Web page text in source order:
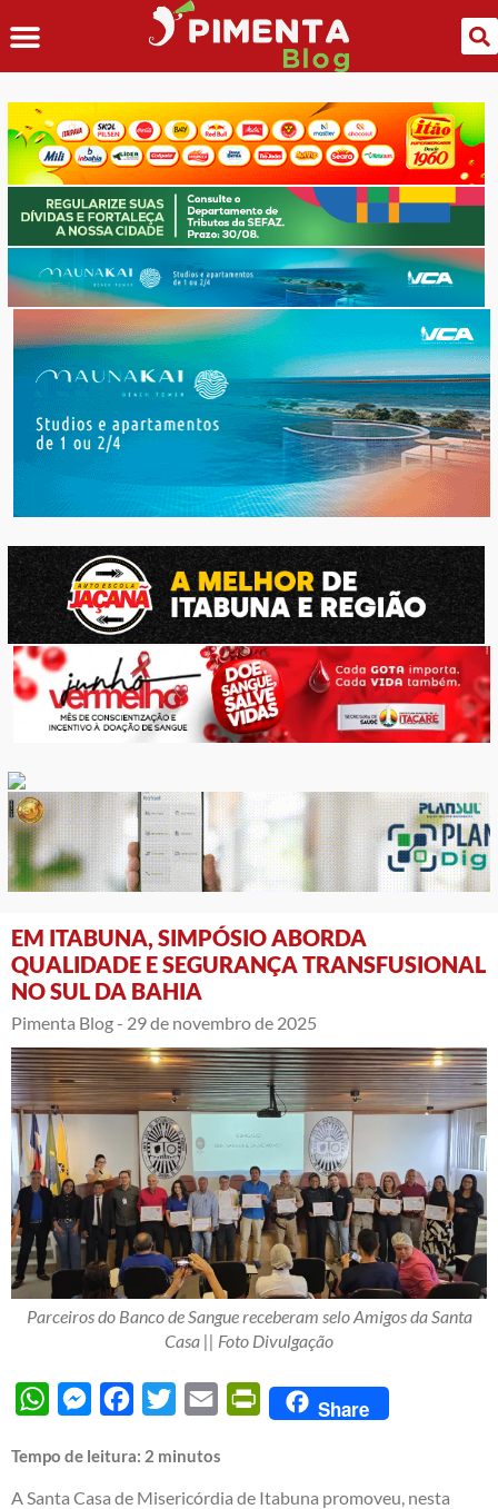
EM ITABUNA, SIMPÓSIO ABORDA
QUALIDADE E SEGURANÇA TRANSFUSIONAL
NO SUL DA BAHIA
Pimenta Blog - 29 de novembro de 2025
Parceiros do Banco de Sangue receberam selo Amigos da Santa
Casa || Foto Divulgação
WhatsAppMessengerFacebook
Twitter Email PrintFriendly
Share
Tempo de leitura: 2 minutos
A Santa Casa de Misericórdia de Itabuna promoveu, nesta